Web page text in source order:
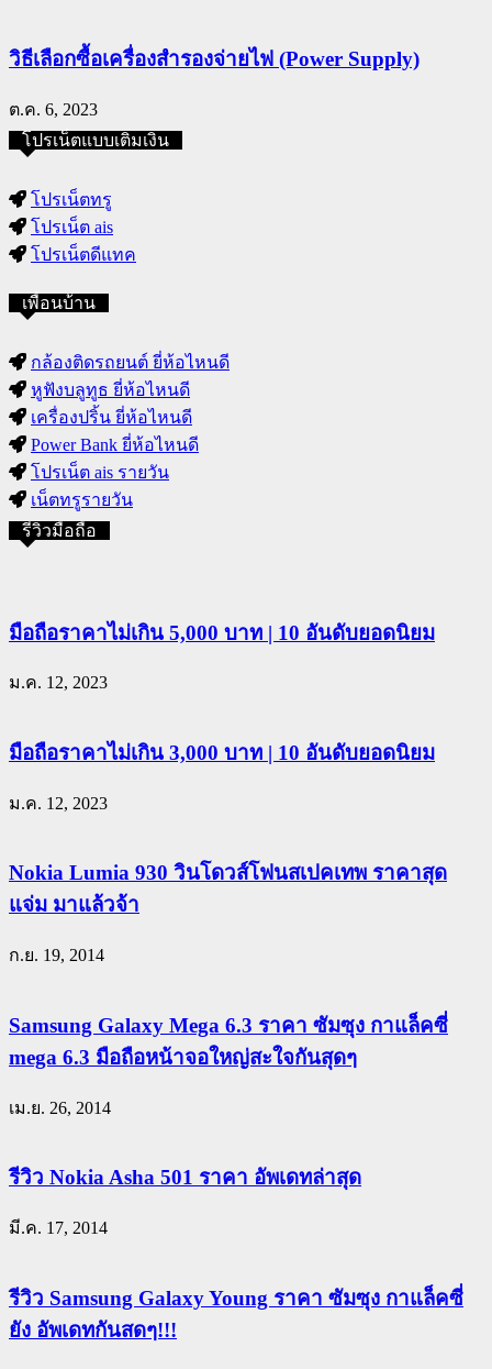
วิธีเลือกซื้อเครื่องสำรองจ่ายไฟ (Power Supply)
ต.ค. 6, 2023
โปรเน็ตแบบเติมเงิน
โปรเน็ตทรู
โปรเน็ต ais
โปรเน็ตดีแทค
เพื่อนบ้าน
กล้องติดรถยนต์ ยี่ห้อไหนดี
หูฟังบลูทูธ ยี่ห้อไหนดี
เครื่องปริ้น ยี่ห้อไหนดี
Power Bank ยี่ห้อไหนดี
โปรเน็ต ais รายวัน
เน็ตทรูรายวัน
รีวิวมือถือ
มือถือราคาไม่เกิน 5,000 บาท | 10 อันดับยอดนิยม
ม.ค. 12, 2023
มือถือราคาไม่เกิน 3,000 บาท | 10 อันดับยอดนิยม
ม.ค. 12, 2023
Nokia Lumia 930 วินโดวส์โฟนสเปคเทพ ราคาสุด
แจ่ม มาแล้วจ้า
ก.ย. 19, 2014
Samsung Galaxy Mega 6.3 ราคา ซัมซุง กาแล็คซี่
mega 6.3 มือถือหน้าจอใหญ่สะใจกันสุดๆ
เม.ย. 26, 2014
รีวิว Nokia Asha 501 ราคา อัพเดทล่าสุด
มี.ค. 17, 2014
รีวิว Samsung Galaxy Young ราคา ซัมซุง กาแล็คซี่
ยัง อัพเดทกันสดๆ!!!